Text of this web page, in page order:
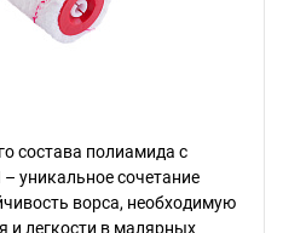
состава полиамида с
уникальное сочетание
ворса, необходимую
и легкости в малярных